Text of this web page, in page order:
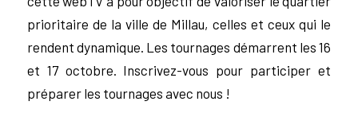
prioritaire de la ville de Millau, celles et ceux qui le
rendent dynamique. Les tournages démarrent les 16
et 17 octobre. Inscrivez-vous pour participer et
préparer les tournages avec nous !